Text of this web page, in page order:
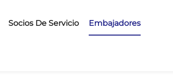
Socios De Servicio Embajadores